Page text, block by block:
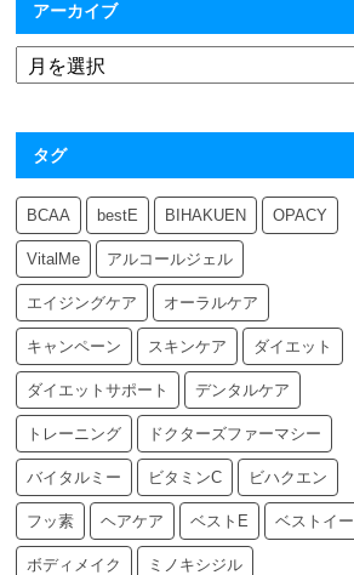
アーカイブ
タグ
BCAA bestE BIHAKUEN OPACY
VitalMe アルコールジェル
エイジングケア オーラルケア
キャンペーン スキンケア ダイエット
ダイエットサポート デンタルケア
トレーニング ドクターズファーマシー
バイタルミー ビタミンC ビハクエン
フッ素 ヘアケア ベストE ベストイー
ボディメイク ミノキシジル